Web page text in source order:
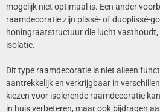
mogelijk niet optimaal is. Een ander
raamdecoratie zijn plissé- of duoplissé-
honingraatstructuur die lucht
isolatie.
Dit type raamdecoratie is niet alleen
aantrekkelijk en verkrijgbaar in
kiezen voor isolerende raamdecoratie
in huis verbeteren, maar ook bijdragen